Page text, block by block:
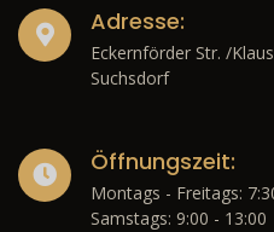
Adresse:
Eckernförder Str. /
Suchsdorf
Öffnungszeit:
Montags - Freitags:
Samstags: 9:00 - 13:00